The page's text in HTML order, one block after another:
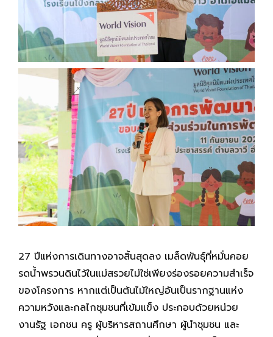
27 ปีแห่งการเดินทางอาจสิ้นสุดลง เมล็ดพันธุ์ที่หมั่นคอย
รดน้ำพรวนดินไว้ในแม่สรวยไม่ใช่เพียงร่องรอยความสำเร็จ
ของโครงการ หากแต่เป็นต้นไม้ใหญ่อันเป็นรากฐานแห่ง
ความหวังและกลไกชุมชนที่เข้มแข็ง ประกอบด้วยหน่วย
งานรัฐ เอกชน ครู ผู้บริหารสถานศึกษา ผู้นำชุมชน และ